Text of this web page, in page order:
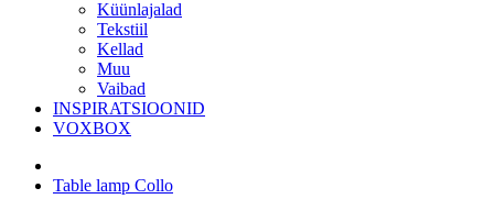
Küünlajalad
Tekstiil
Kellad
Muu
Vaibad
INSPIRATSIOONID
VOXBOX
Table lamp Collo